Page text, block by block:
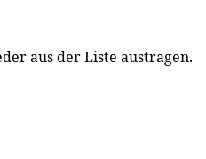
aus der Liste austragen.